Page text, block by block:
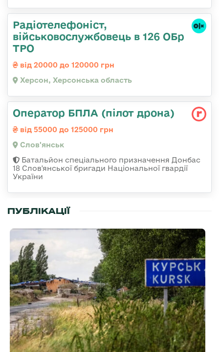
Радіотелефоніст,
військовослужбовець в 126 ОБр
ТРО
від 20000 до 120000 грн
Херсон, Херсонська область
Оператор БПЛА (пілот дрона)
від 55000 до 125000 грн
Слов'янськ
Батальйон спеціального призначення Донбас
18 Слов'янської бригади Національної гвардії
України
ПУБЛІКАЦІЇ